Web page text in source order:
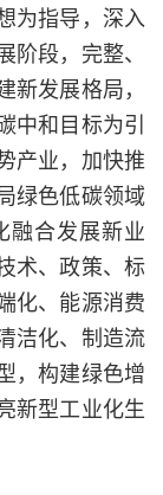
为指导，深入
段，完整、
发展格局，
中和目标为引
产业，加快推
绿色低碳领域
融合发展新业
术、政策、标
化、能源消费
洁化、制造流
，构建绿色增
新型工业化生